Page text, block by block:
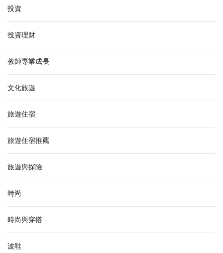
投資
投資理財
教師專業成長
文化旅遊
旅遊住宿
旅遊住宿推薦
旅遊與探險
時尚
時尚與穿搭
波鞋